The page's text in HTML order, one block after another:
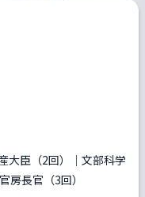
大臣（2回）｜文部科学
房長官（3回）